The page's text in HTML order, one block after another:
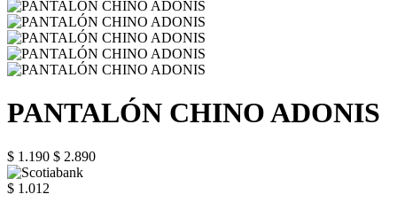
PANTALÓN CHINO ADONIS
$ 1.190 $ 2.890
$ 1.012